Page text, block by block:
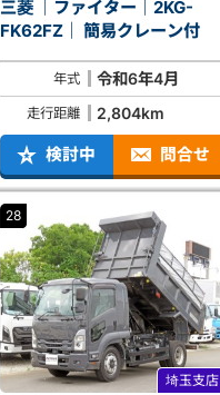
三菱 ｜ファイター｜2KG-
FK62FZ｜ 簡易クレーン付
年式 令和6年4月
走行距離 2,804km
検討中 問合せ
28
埼玉支店